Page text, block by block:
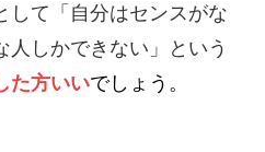
して「自分はセンスがな
人しかできない」という
た方いいでしょう。